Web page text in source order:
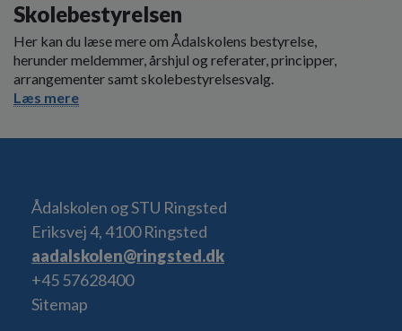
Skolebestyrelsen
Her kan du læse mere om Ådalskolens bestyrelse,
herunder meldemmer, årshjul og referater, principper,
arrangementer samt skolebestyrelsesvalg.
Læs mere
Ådalskolen og STU Ringsted
Eriksvej 4, 4100 Ringsted
aadalskolen@ringsted.dk
+45 57628400
Sitemap